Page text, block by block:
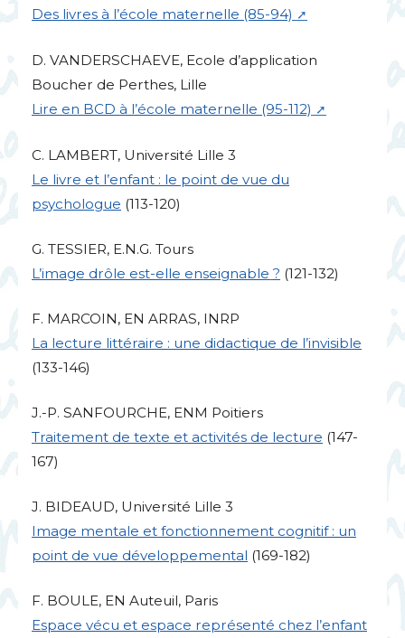
Des livres à l’école maternelle (85-94)
D. VANDERSCHAEVE, Ecole d’application
Boucher de Perthes, Lille
Lire en BCD à l’école maternelle (95-112)
C. LAMBERT, Université Lille 3
Le livre et l’enfant : le point de vue du
psychologue (113-120)
G. TESSIER, E.N.G. Tours
L’image drôle est-elle enseignable ? (121-132)
F. MARCOIN, EN ARRAS, INRP
La lecture littéraire : une didactique de l’invisible
(133-146)
J.-P. SANFOURCHE, ENM Poitiers
Traitement de texte et activités de lecture (147-
167)
J. BIDEAUD, Université Lille 3
Image mentale et fonctionnement cognitif : un
point de vue développemental (169-182)
F. BOULE, EN Auteuil, Paris
Espace vécu et espace représenté chez l’enfant